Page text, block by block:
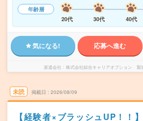
年齢層
20代
30代 40代
気になる! 応募へ進む
派遣会社 株式会社綜合キャリアオプション 製
未読 掲載日 2026/08/09
【経験者×ブラッシュUP！！